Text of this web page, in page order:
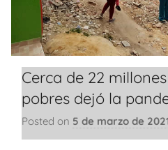
Cerca de 22
pobres dejó la
Posted on 5 de marzo de